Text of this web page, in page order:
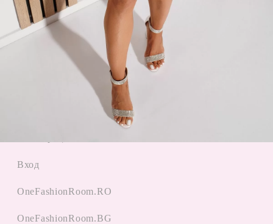
Отзиви от клиенти
Прилагане на промоции
Бързи връзки
Вход
OneFashionRoom.RO
OneFashionRoom.BG